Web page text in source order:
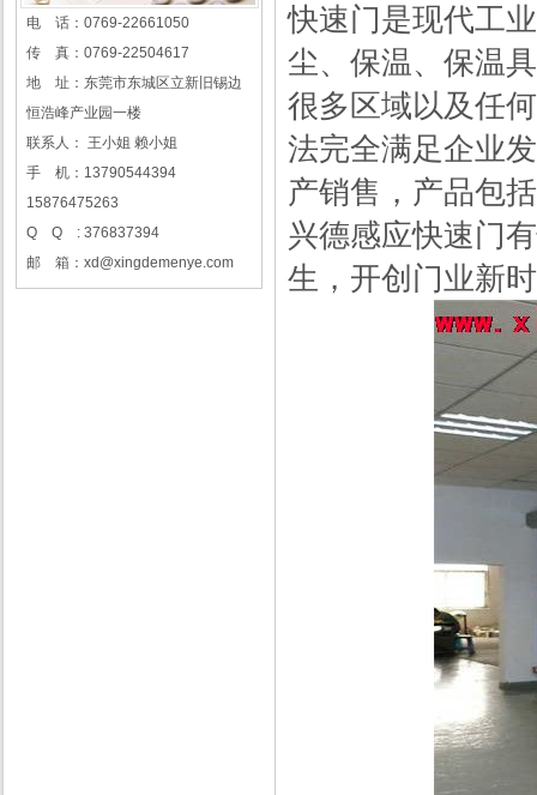
电 话：0769-22661050
传 真：0769-22504617
地 址：东莞市东城区立新旧锡边
恒浩峰产业园一楼
联系人： 王小姐 赖小姐
手 机：13790544394
15876475263
Q Q : 376837394
邮 箱：xd@xingdemenye.com
快速门是现代工
尘、保温、保温
很多区域以及任
法完全满足企业
产销售，产品包
兴德感应快速门
生，开创门业新